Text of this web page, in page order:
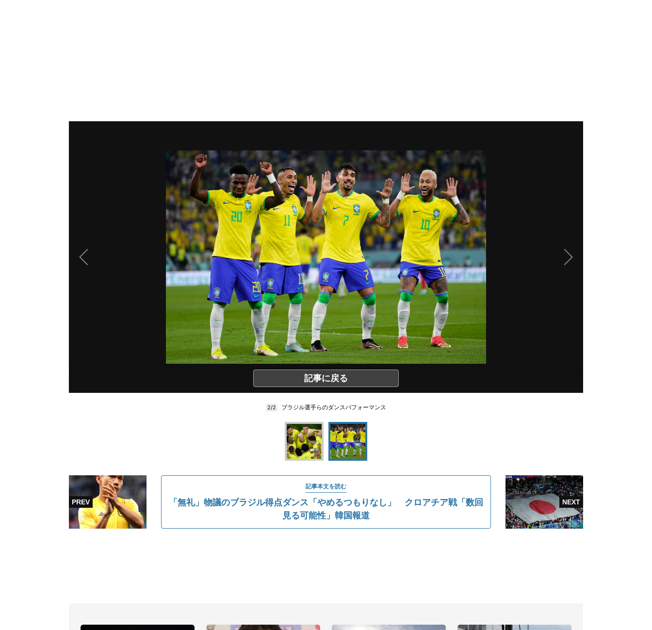
記事に戻る
2/2 ブラジル選手らのダンスパフォーマンス
記事本文を読む
「無礼」物議のブラジル得点ダンス「やめるつもりなし」 クロアチア戦「数回
見る可能性」韓国報道